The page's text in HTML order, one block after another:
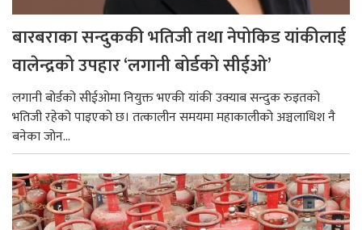
बारबराका सन्दुककी भतिजी तथा नेपोकिड यांकीलाई
वालेन्द्रको उपहार ‘लगानी बोर्डको सीईओ’
लगानी बोर्डको सीईओमा नियुक्त भएकी यांकी उक्याब सन्दुक रुइतको
भतिजी रहेको पाइएको छ। तत्कालीन समयमा महाकालीको अञ्चलाधिश नै
बनेका जोन...